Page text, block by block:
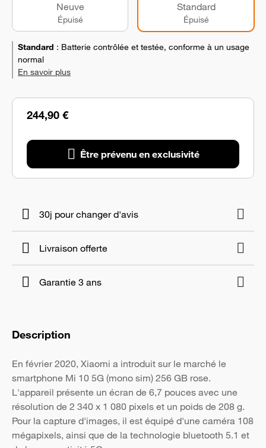
244,90 €
Être prévenu en exclusivité
Neuve
Épuisé
Standard
Épuisé
Standard : Batterie contrôlée et testée, conforme à un usage
normal
En savoir plus
30j pour changer d'avis
Livraison offerte
Garantie 3 ans
Description
En février 2020, Xiaomi a introduit sur le marché le
smartphone Mi 10 5G (mono sim) 256 GB rose.
L'appareil présente un écran de 6,7 pouces avec une
résolution de 2 340 x 1 080 pixels et un poids de 208 g.
Pour la capture d'images, il est équipé d'une caméra 108
mégapixels, ainsi que de la technologie bluetooth 5.1 et